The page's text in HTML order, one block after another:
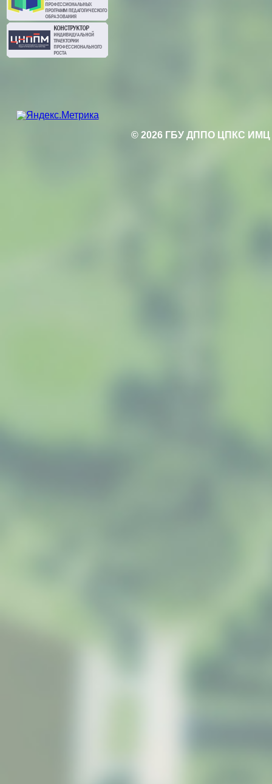
© 2026 ГБУ ДППО ЦПКС ИМЦ